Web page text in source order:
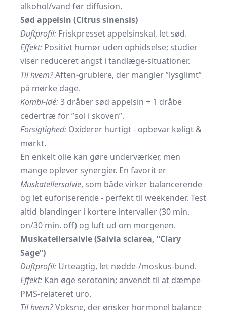
alkohol/vand før diffusion.
Sød appelsin (Citrus sinensis)
Duftprofil: Friskpresset appelsinskal, let sød.
Effekt: Positivt humør uden ophidselse; studier
viser reduceret angst i tandlæge-situationer.
Til hvem?Aften-grublere, der mangler ”lysglimt”
på mørke dage.
Kombi-idé:3 dråber sød appelsin + 1 dråbe
cedertræ for ”sol i skoven”.
Forsigtighed: Oxiderer hurtigt - opbevar køligt &
mørkt.
En enkelt olie kan gøre underværker, men
mange oplever synergier. En favorit er
Muskatellersalvie, som både virker balancerende
og let euforiserende - perfekt til weekender. Test
altid blandinger i kortere intervaller (30 min.
on/30 min. off) og luft ud om morgenen.
Muskatellersalvie (Salvia sclarea, ”Clary
Sage”)
Duftprofil: Urteagtig, let nødde-/moskus-bund.
Effekt: Kan øge serotonin; anvendt til at dæmpe
PMS-relateret uro.
Til hvem?Voksne, der ønsker hormonel balance